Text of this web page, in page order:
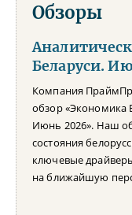
Обзоры
Беларуси.
Компания
обзор «Экономика
Июнь 2026». Наш
состояния
ключевые
на ближайшую